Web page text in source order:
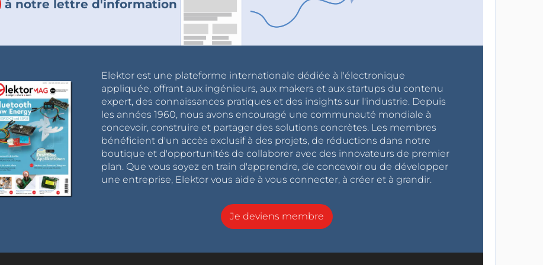
à notre lettre d'information
Elektor est une plateforme internationale dédiée à l'électronique
appliquée, offrant aux ingénieurs, aux makers et aux startups du contenu
expert, des connaissances pratiques et des insights sur l'industrie. Depuis
les années 1960, nous avons encouragé une communauté mondiale à
concevoir, construire et partager des solutions concrètes. Les membres
bénéficient d'un accès exclusif à des projets, de réductions dans notre
boutique et d'opportunités de collaborer avec des innovateurs de premier
plan. Que vous soyez en train d'apprendre, de concevoir ou de développer
une entreprise, Elektor vous aide à vous connecter, à créer et à grandir.
Je deviens membre